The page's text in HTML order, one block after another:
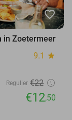
favorite_border
in Zoetermeer
9.1 star
Regulier €22
€12,50